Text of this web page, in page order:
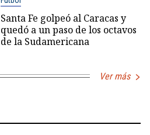
Santa Fe golpeó al Caracas y
quedó a un paso de los octavos
de la Sudamericana
Ver más